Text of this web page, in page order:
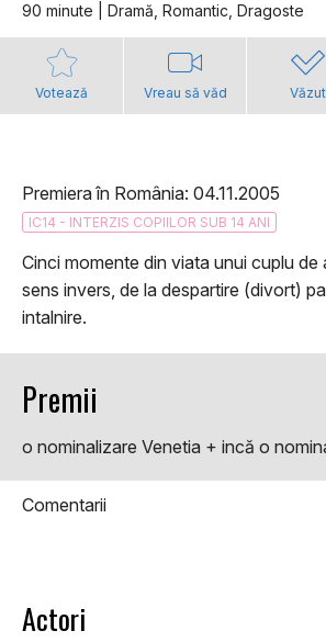
90 minute | Dramă, Romantic, Dragoste
Votează Vreau să văd Văzut
Premiera în România: 04.11.2005
IC14 - INTERZIS COPIILOR SUB 14 ANI
Cinci momente din viata unui cuplu de
sens invers, de la despartire (divort)
intalnire.
Premii
o nominalizare Venetia + incă o
Comentarii
Actori